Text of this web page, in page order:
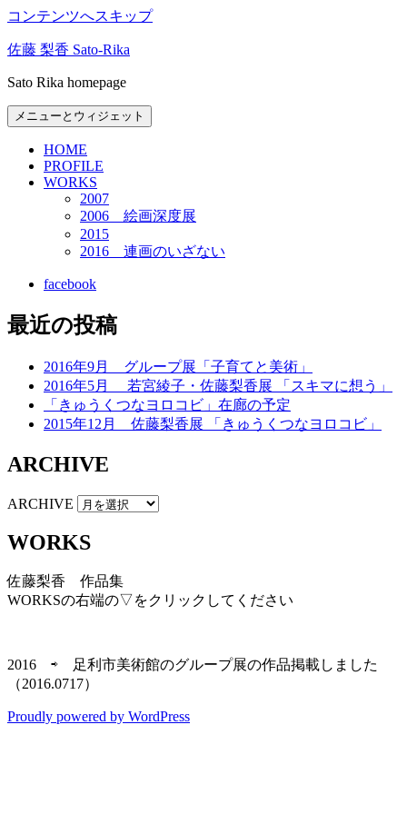
コンテンツへスキップ
佐藤 梨香 Sato-Rika
Sato Rika homepage
メニューとウィジェット
HOME
PROFILE
WORKS
2007
2006 絵画深度展
2015
2016 連画のいざない
facebook
最近の投稿
2016年9月 グループ展「子育てと美術」
2016年5月 若宮綾子・佐藤梨香展 「スキマに想う」
「きゅうくつなヨロコビ」在廊の予定
2015年12月 佐藤梨香展 「きゅうくつなヨロコビ」
ARCHIVE
ARCHIVE
WORKS
佐藤梨香 作品集
WORKSの右端の▽をクリックしてください
2016 ⇨ 足利市美術館のグループ展の作品掲載しました
（2016.0717）
Proudly powered by WordPress